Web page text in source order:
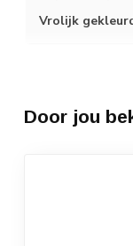
Vrolijk
Door jou